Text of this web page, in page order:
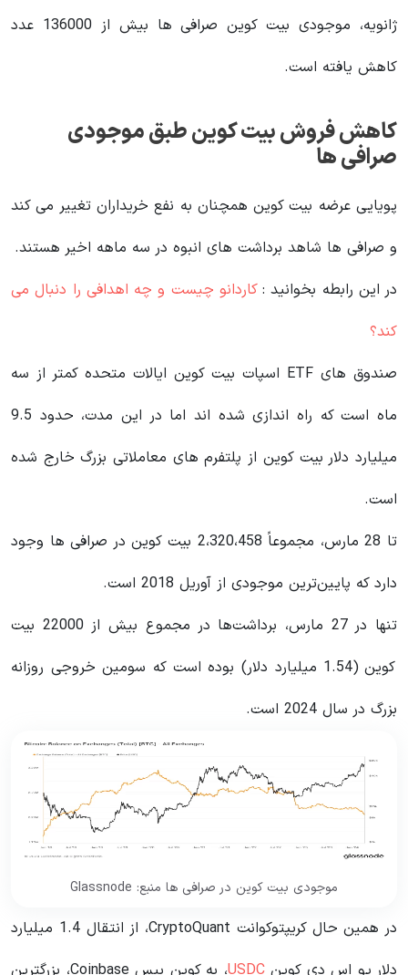
ژانویه، موجودی بیت کوین صرافی ها بیش از 136000 عدد
کاهش یافته است.
کاهش فروش بیت کوین طبق موجودی
صرافی ها
پویایی عرضه بیت کوین همچنان به نفع خریداران تغییر می کند
و صرافی ها شاهد برداشت های انبوه در سه ماهه اخیر هستند.
در این رابطه بخوانید‌ :کاردانو چیست و چه اهدافی را دنبال می
کند؟
صندوق های ETF اسپات بیت کوین ایالات متحده کمتر از سه
ماه است که راه اندازی شده اند اما در این مدت، حدود 9.5
میلیارد دلار بیت کوین از پلتفرم های معاملاتی بزرگ خارج شده
است.
تا 28 مارس، مجموعاً 2،320،458 بیت کوین در صرافی ها وجود
دارد که پایین‌ترین موجودی از آوریل 2018 است.
تنها در 27 مارس، برداشت‌ها در مجموع بیش از 22000 بیت
کوین (1.54 میلیارد دلار) بوده است که سومین خروجی روزانه
بزرگ در سال 2024 است.
موجودی بیت کوین در صرافی ها منبع: Glassnode
در همین حال کریپتوکوانت CryptoQuant، از انتقال 1.4 میلیارد
دلار یو اس دی کوینUSDC ، به کوین بیس Coinbase، بزرگترین